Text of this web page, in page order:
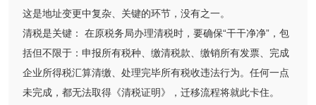
这是地址变更中复杂、关键的环节，没有之一。
清税是关键： 在原税务局办理清税时，要确保“干干净净”，包
括但不限于：申报所有税种、缴清税款、缴销所有发票、完成
企业所得税汇算清缴、处理完毕所有税收违法行为。任何一点
未完成，都无法取得《清税证明》，迁移流程将就此卡住。